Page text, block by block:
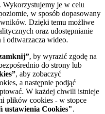
Wykorzystujemy je w celu
w sposób dopasowany
Dzięki temu możliwe
oraz udostępnianie
i odtwarzacza wideo.
, by wyrazić zgodę na
do strony lub
, aby zobaczyć
a następnie podjąć
W każdej chwili istnieje
plików cookies - w stopce
ustawienia Cookies".